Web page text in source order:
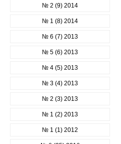
№ 2 (9) 2014
№ 1 (8) 2014
№ 6 (7) 2013
№ 5 (6) 2013
№ 4 (5) 2013
№ 3 (4) 2013
№ 2 (3) 2013
№ 1 (2) 2013
№ 1 (1) 2012